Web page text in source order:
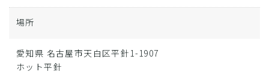
場所
愛知県 名古屋市天白区平針1-1907
ホット平針